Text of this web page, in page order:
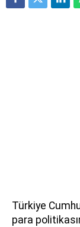
Türkiye
para